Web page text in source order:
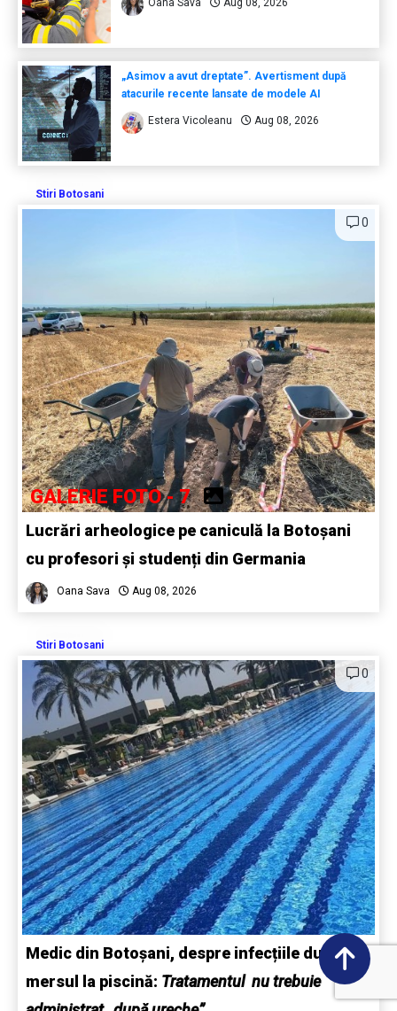
Oana Sava Aug 08, 2026
„Asimov a avut dreptate”. Avertisment după
atacurile recente lansate de modele AI
Estera Vicoleanu Aug 08, 2026
Stiri Botosani
0
GALERIE FOTO - 7
Lucrări arheologice pe caniculă la Botoșani
cu profesori și studenți din Germania
Oana Sava Aug 08, 2026
Stiri Botosani
0
Medic din Botoșani, despre infecțiile după
mersul la piscină: Tratamentul nu trebuie